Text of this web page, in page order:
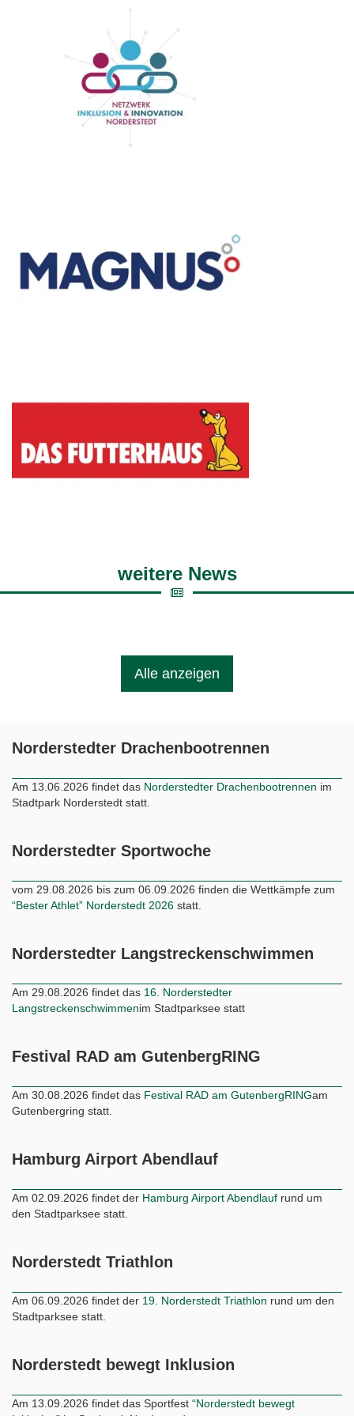
weitere News
Alle anzeigen
Norderstedter Drachenbootrennen
Am 13.06.2026 findet das Norderstedter Drachenbootrennen im
Stadtpark Norderstedt statt.
Norderstedter Sportwoche
vom 29.08.2026 bis zum 06.09.2026 finden die Wettkämpfe zum
“Bester Athlet” Norderstedt 2026 statt.
Norderstedter Langstreckenschwimmen
Am 29.08.2026 findet das 16. Norderstedter
Langstreckenschwimmenim Stadtparksee statt
Festival RAD am GutenbergRING
Am 30.08.2026 findet das Festival RAD am GutenbergRINGam
Gutenbergring statt.
Hamburg Airport Abendlauf
Am 02.09.2026 findet der Hamburg Airport Abendlauf rund um
den Stadtparksee statt.
Norderstedt Triathlon
Am 06.09.2026 findet der 19. Norderstedt Triathlon rund um den
Stadtparksee statt.
Norderstedt bewegt Inklusion
Am 13.09.2026 findet das Sportfest “Norderstedt bewegt